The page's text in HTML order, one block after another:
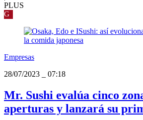
PLUS
G
Empresas
28/07/2023
07:18
Mr. Sushi evalúa cinco
aperturas y lanzará su